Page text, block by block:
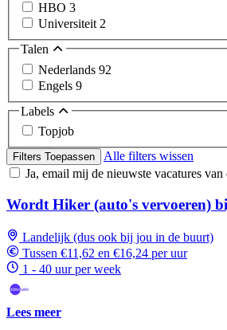
HBO 3
Universiteit 2
Talen
Nederlands 92
Engels 9
Labels
Topjob
Filters Toepassen
Alle filters wissen
Ja, email mij de nieuwste vacatures
Wordt Hiker (auto's vervoeren)
Landelijk (dus ook bij jou in de buurt)
Tussen €11,62 en €16,24 per uur
1 - 40 uur per week
Lees meer